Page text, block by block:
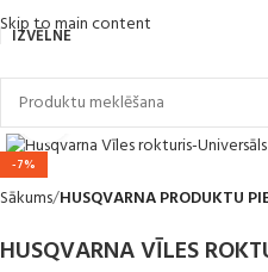
Skip to main content
IZVĒLNE
-7%
Sākums HUSQVARNA PRODUKTU
HUSQVARNA VĪLES